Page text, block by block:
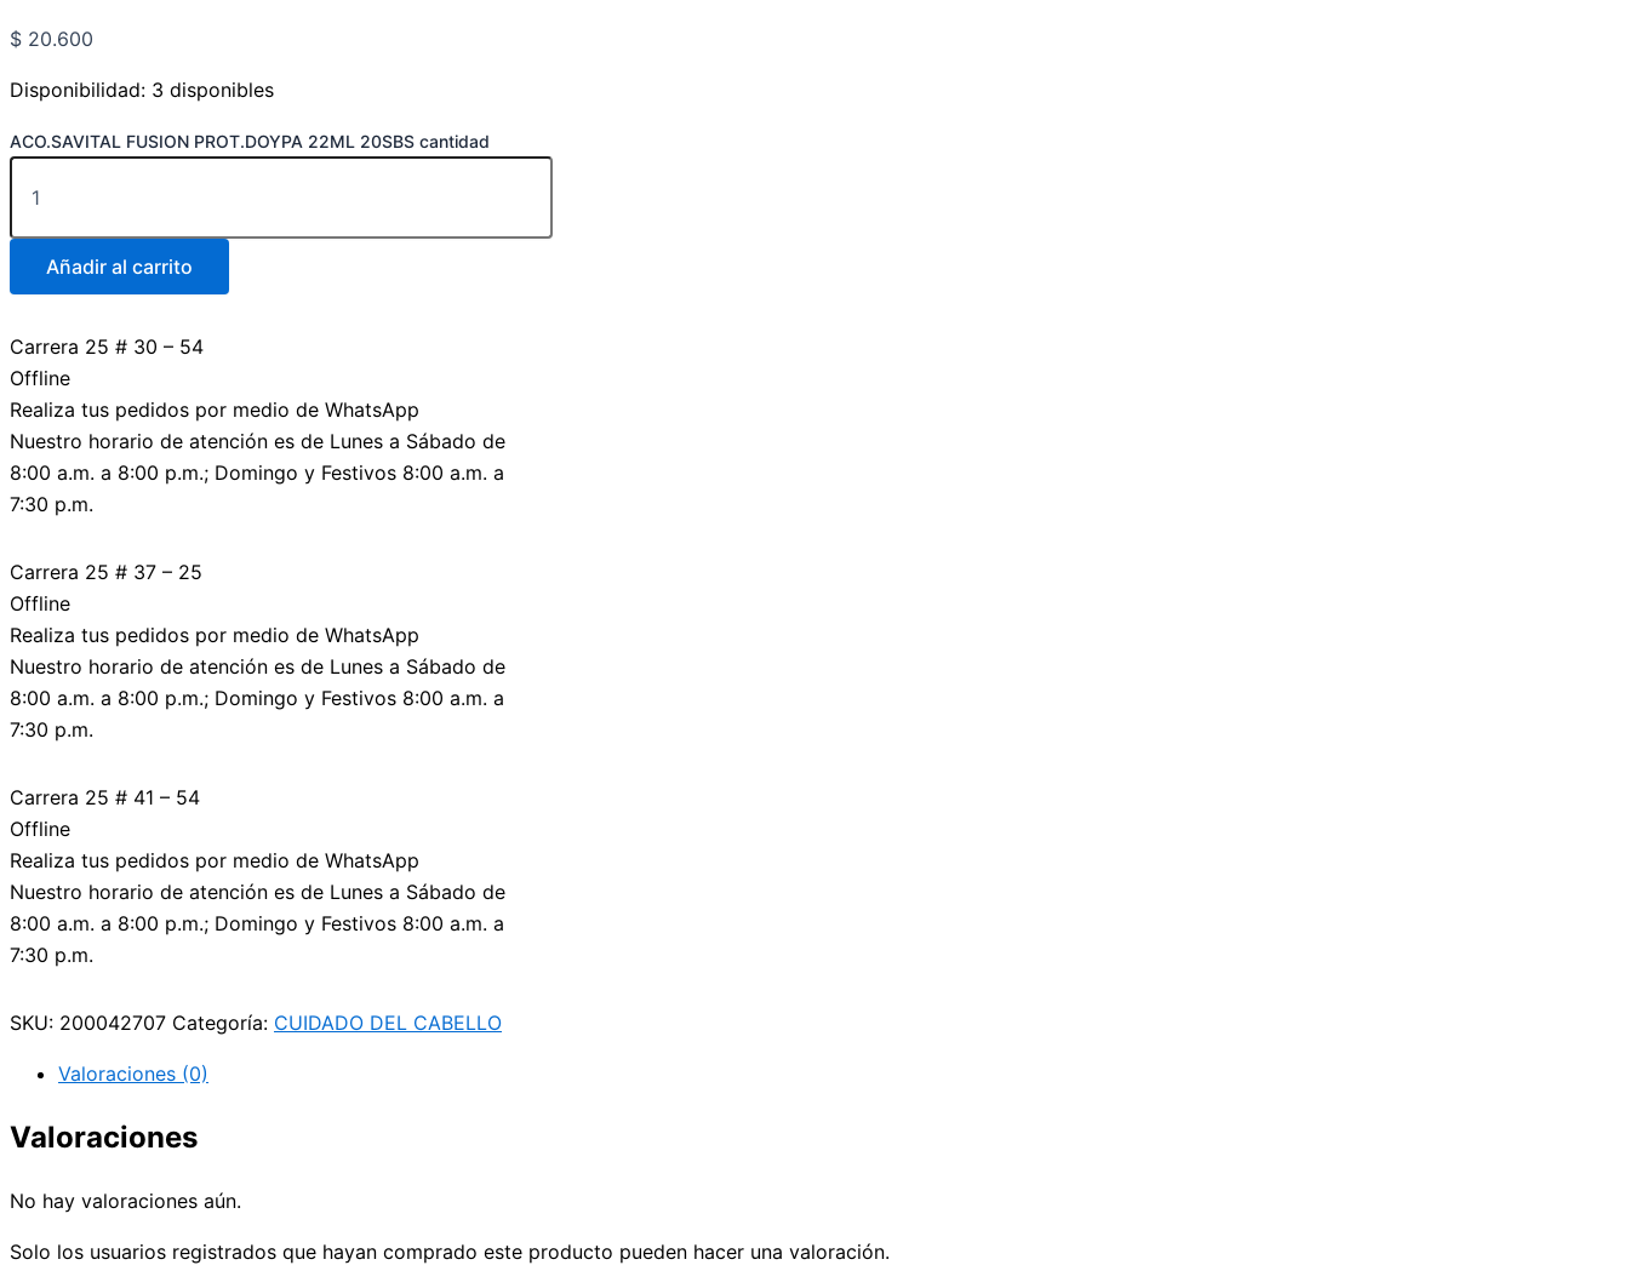
$ 20.600
Disponibilidad: 3 disponibles
ACO.SAVITAL FUSION PROT.DOYPA 22ML 20SBS cantidad
Añadir al carrito
Carrera 25 # 30 – 54
Offline
Realiza tus pedidos por medio de WhatsApp
Nuestro horario de atención es de Lunes a Sábado de
8:00 a.m. a 8:00 p.m.; Domingo y Festivos 8:00 a.m. a
7:30 p.m.
Carrera 25 # 37 – 25
Offline
Realiza tus pedidos por medio de WhatsApp
Nuestro horario de atención es de Lunes a Sábado de
8:00 a.m. a 8:00 p.m.; Domingo y Festivos 8:00 a.m. a
7:30 p.m.
Carrera 25 # 41 – 54
Offline
Realiza tus pedidos por medio de WhatsApp
Nuestro horario de atención es de Lunes a Sábado de
8:00 a.m. a 8:00 p.m.; Domingo y Festivos 8:00 a.m. a
7:30 p.m.
SKU: 200042707 Categoría: CUIDADO DEL CABELLO
Valoraciones (0)
Valoraciones
No hay valoraciones aún.
Solo los usuarios registrados que hayan comprado este producto pueden hacer una valoración.